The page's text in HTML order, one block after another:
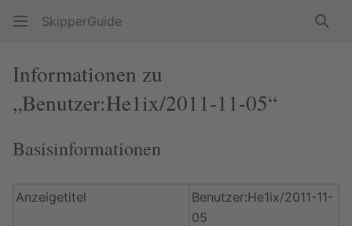
SkipperGuide
Informationen zu
„Benutzer:He1ix/2011-11-05“
Basisinformationen
Anzeigetitel
Benutzer:He1ix/2011-11-
05